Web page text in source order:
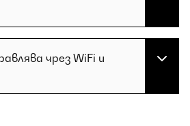
чрез WiFi и